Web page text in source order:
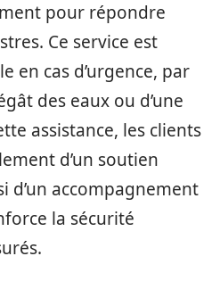
pour répondre
Ce service est
en cas d’urgence, par
des eaux ou d’une
assistance, les clients
d’un soutien
d’un accompagnement
la sécurité